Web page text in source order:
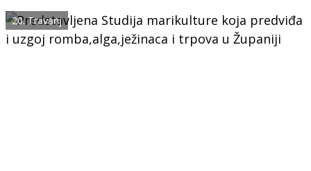
20. Travanj